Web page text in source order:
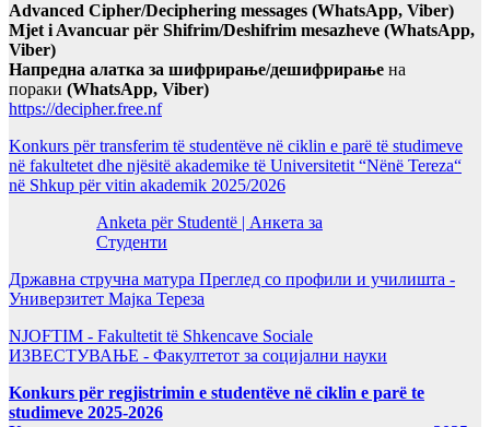
Advanced Cipher/Deciphering messages (WhatsApp, Viber)
Mjet i Avancuar për Shifrim/Deshifrim mesazheve (WhatsApp,
Viber)
Напредна алатка за шифрирање/дешифрирање на
пораки (WhatsApp, Viber)
https://decipher.free.nf
Konkurs për transferim të studentëve në ciklin e parë të studimeve
në fakultetet dhe njësitë akademike të Universitetit “Nënë Tereza“
në Shkup për vitin akademik 2025/2026
Anketa për Studentë | Анкета за
Студенти
Државна стручна матура Преглед со профили и училишта -
Универзитет Мајка Тереза
NJOFTIM - Fakultetit të Shkencave Sociale
ИЗВЕСТУВАЊЕ - Факултетот за социјални науки
Konkurs për regjistrimin e studentëve në ciklin e parë te
studimeve 2025-2026